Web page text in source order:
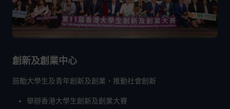
創新及創業中心
鼓勵大學生及青年創新及創業，推動社會創新
舉辦香港大學生創新及創業大賽